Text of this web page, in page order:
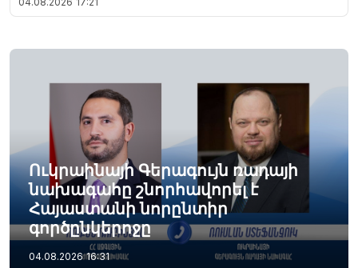
Ուկրաինայի Գերագույն ռադայի
նախագահը շնորհավորել է
Հայաստանի նորընտիր
գործընկերոջը
04.08.2026 16:31